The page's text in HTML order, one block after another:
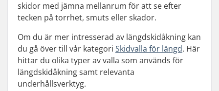
skidor med jämna mellanrum för att se efter
tecken på torrhet, smuts eller skador.
Om du är mer intresserad av längdskidåkning kan
du gå över till vår kategori Skidvalla för längd. Här
hittar du olika typer av valla som används för
längdskidåkning samt relevanta
underhållsverktyg.